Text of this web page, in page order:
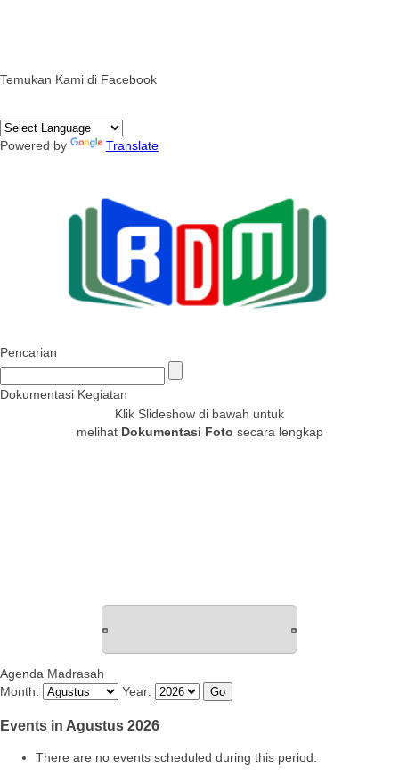
Temukan Kami di Facebook
Powered by Translate
Pencarian
Dokumentasi Kegiatan
Klik Slideshow di bawah untuk
melihat Dokumentasi Foto secara lengkap
Agenda Madrasah
Month:
Year:
Events in Agustus 2026
There are no events scheduled during this period.